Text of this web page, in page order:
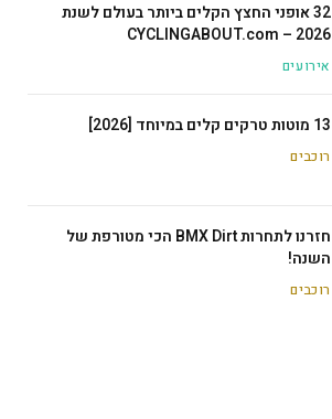
32 אופני החצץ הקלים ביותר בעולם לשנת
2026 – CYCLINGABOUT.com
אירועים
13 מוטות טרקים קלים במיוחד [2026]
רוכבים
חזרנו לתחרות BMX Dirt הכי מטורפת של
השנה!
רוכבים